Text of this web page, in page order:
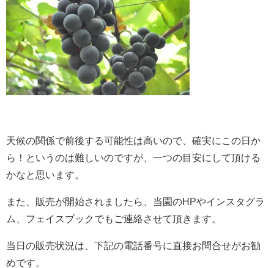
天候の関係で前後する可能性は高いので、確実にこの日か
ら！というのは難しいのですが、一つの目安にして頂ける
かなと思います。
また、販売が開始されましたら、当園のHPやインスタグラ
ム、フェイスブックでもご連絡させて頂きます。
当日の販売状況は、下記の電話番号に直接お問合せがお勧
めです。